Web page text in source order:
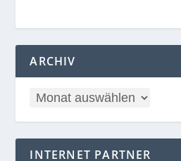
ARCHIV
INTERNET PARTNER